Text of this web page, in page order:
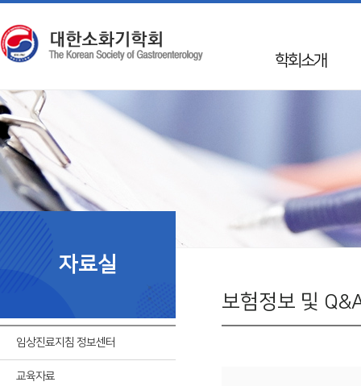
학회소개
Mission & Vision
학회연혁
50년사
임원진
국제교류
회칙
보험정보 및
자료실
임상진료지침 정보센터
교육자료